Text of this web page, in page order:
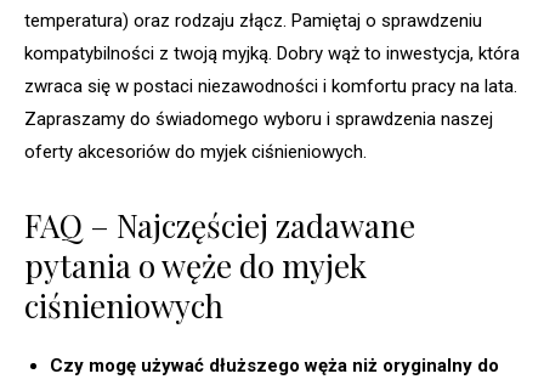
temperatura) oraz rodzaju złącz. Pamiętaj o sprawdzeniu
kompatybilności z twoją myjką. Dobry wąż to inwestycja, która
zwraca się w postaci niezawodności i komfortu pracy na lata.
Zapraszamy do świadomego wyboru i sprawdzenia naszej
oferty akcesoriów do myjek ciśnieniowych.
FAQ – Najczęściej zadawane
pytania o węże do myjek
ciśnieniowych
Czy mogę używać dłuższego węża niż oryginalny do